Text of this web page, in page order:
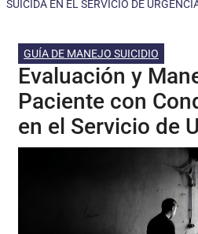
SUICIDA EN EL SERVICIO DE
GUÍA DE MANEJO SUICIDIO
Evaluación y
Paciente con
en el Servicio de